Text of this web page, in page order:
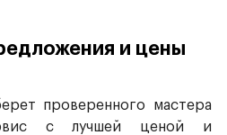
и цены
проверенного мастера
с лучшей ценой и